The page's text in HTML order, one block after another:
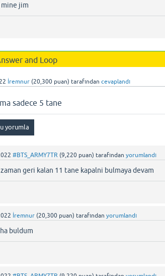
jim
and Loop
İremnur (20,300 puan) tarafından cevaplandı
sadece 5 tane
#BTS_ARMY7TR (9,220 puan) tarafından yorumlandı
geri kalan 11 tane kapalni bulmaya devam
İremnur (20,300 puan) tarafından yorumlandı
buldum